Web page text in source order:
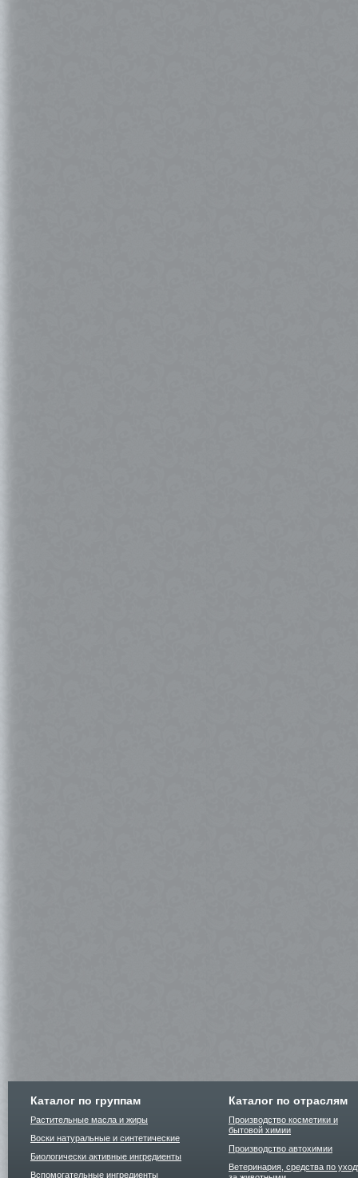
Каталог по группам
Растительные масла и жиры
Воски натуральные и синтетические
Биологически активные ингредиенты
Вспомогательные ингредиенты
Каталог по отраслям
Производство косметики и
бытовой химии
Производство автохимии
Ветеринария, средства по